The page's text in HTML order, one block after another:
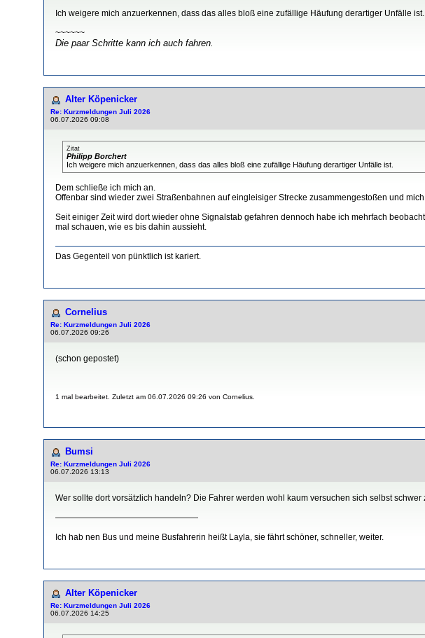
Ich weigere mich anzuerkennen, dass das alles bloß eine zufällige Häufung derartiger Unfälle
~~~~~~
Die paar Schritte kann ich auch fahren.
Alter Köpenicker
Re: Kurzmeldungen Juli 2026
06.07.2026 09:08
Zitat
Philipp Borchert
Ich weigere mich anzuerkennen, dass das alles bloß eine zufällige Häufung derartiger Unfälle ist.
Dem schließe ich mich an.
Offenbar sind wieder zwei Straßenbahnen auf eingleisiger Strecke zusammengestoßen und
Seit einiger Zeit wird dort wieder ohne Signalstab gefahren dennoch habe ich mehrfach
mal schauen, wie es bis dahin aussieht.
Das Gegenteil von pünktlich ist kariert.
Cornelius
Re: Kurzmeldungen Juli 2026
06.07.2026 09:26
(schon gepostet)
1 mal bearbeitet. Zuletzt am 06.07.2026 09:26 von Cornelius.
Bumsi
Re: Kurzmeldungen Juli 2026
06.07.2026 13:13
Wer sollte dort vorsätzlich handeln? Die Fahrer werden wohl kaum versuchen sich selbst
—————————————————
Ich hab nen Bus und meine Busfahrerin heißt Layla, sie fährt schöner, schneller, weiter.
Alter Köpenicker
Re: Kurzmeldungen Juli 2026
06.07.2026 14:25